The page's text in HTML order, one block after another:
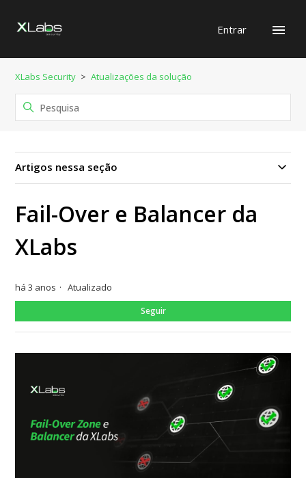
Entrar
XLabs Security Atualizações da solução
Artigos nessa seção
Fail-Over e Balancer da
XLabs
há 3 anos Atualizado
Seguir